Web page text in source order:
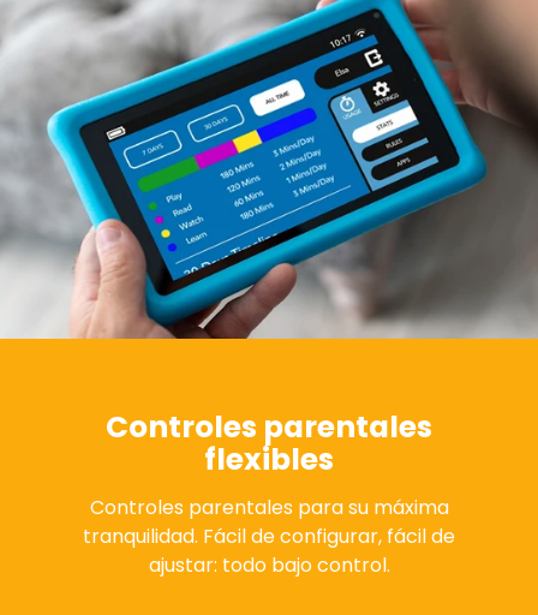
Controles parentales
flexibles
Controles parentales para su máxima
tranquilidad. Fácil de configurar, fácil de
ajustar: todo bajo control.